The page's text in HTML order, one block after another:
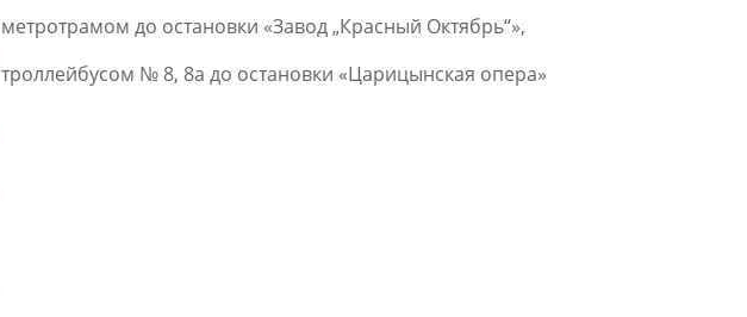
метротрамом до остановки «Завод „Красный Октябрь“»,
троллейбусом № 8, 8а до остановки «Царицынская опера»